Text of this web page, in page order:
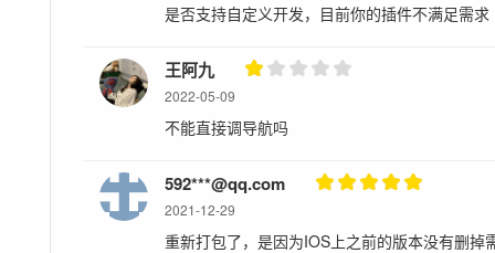
是否支持自定义开发，目前你的插件不满足需求
王阿九
2022-05-09
不能直接调导航吗
592***@qq.com
2021-12-29
重新打包了，是因为IOS上之前的版本没有删